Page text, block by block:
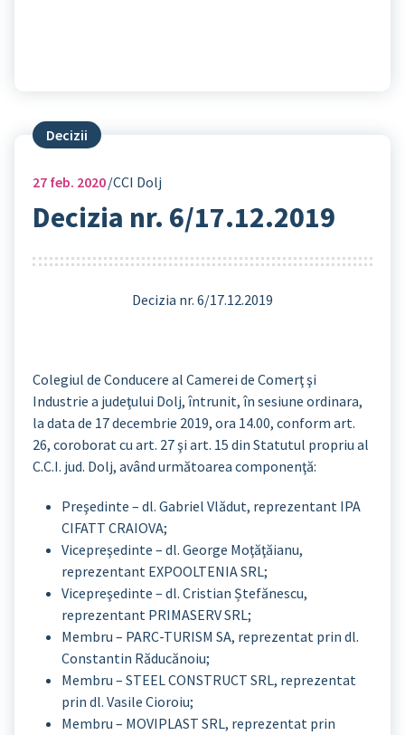
Decizii
27 feb. 2020 CCI Dolj
Decizia nr. 6/17.12.2019
Decizia nr. 6/17.12.2019
Colegiul de Conducere al Camerei de Comerţ şi
Industrie a judeţului Dolj, întrunit, în sesiune ordinara,
la data de 17 decembrie 2019, ora 14.00, conform art.
26, coroborat cu art. 27 şi art. 15 din Statutul propriu al
C.C.I. jud. Dolj, având următoarea componenţă:
Preşedinte – dl. Gabriel Vlădut, reprezentant IPA
CIFATT CRAIOVA;
Vicepreşedinte – dl. George Moţăţăianu,
reprezentant EXPOOLTENIA SRL;
Vicepreşedinte – dl. Cristian Ștefănescu,
reprezentant PRIMASERV SRL;
Membru – PARC-TURISM SA, reprezentat prin dl.
Constantin Răducănoiu;
Membru – STEEL CONSTRUCT SRL, reprezentat
prin dl. Vasile Cioroiu;
Membru – MOVIPLAST SRL, reprezentat prin